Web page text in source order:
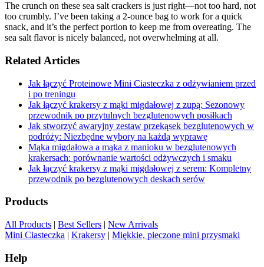
The crunch on these sea salt crackers is just right—not too hard, not
too crumbly. I’ve been taking a 2-ounce bag to work for a quick
snack, and it’s the perfect portion to keep me from overeating. The
sea salt flavor is nicely balanced, not overwhelming at all.
Related Articles
Jak łączyć Proteinowe Mini Ciasteczka z odżywianiem przed
i po treningu
Jak łączyć krakersy z mąki migdałowej z zupą: Sezonowy
przewodnik po przytulnych bezglutenowych posiłkach
Jak stworzyć awaryjny zestaw przekąsek bezglutenowych w
podróży: Niezbędne wybory na każdą wyprawę
Mąka migdałowa a mąka z manioku w bezglutenowych
krakersach: porównanie wartości odżywczych i smaku
Jak łączyć krakersy z mąki migdałowej z serem: Kompletny
przewodnik po bezglutenowych deskach serów
Products
All Products | Best Sellers | New Arrivals
Mini Ciasteczka | Krakersy | Miękkie, pieczone mini przysmaki
Help